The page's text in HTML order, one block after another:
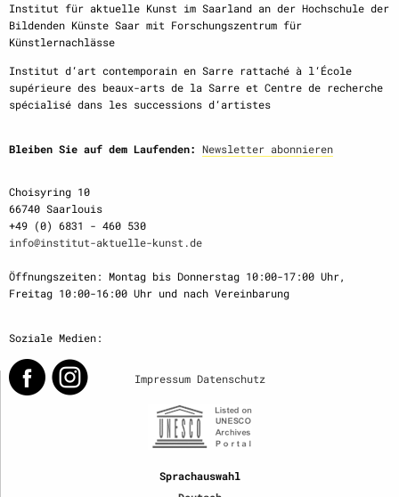
Institut für aktuelle Kunst im Saarland an der Hochschule der
Bildenden Künste Saar mit Forschungszentrum für
Künstlernachlässe
Institut d‘art contemporain en Sarre rattaché à l‘École
supérieure des beaux-arts de la Sarre et Centre de recherche
spécialisé dans les successions d‘artistes
Bleiben Sie auf dem Laufenden: Newsletter abonnieren
Choisyring 10
66740 Saarlouis
+49 (0) 6831 - 460 530
info@institut-aktuelle-kunst.de
Öffnungszeiten: Montag bis Donnerstag 10:00-17:00 Uhr,
Freitag 10:00-16:00 Uhr und nach Vereinbarung
Soziale Medien:
Impressum Datenschutz
Sprachauswahl